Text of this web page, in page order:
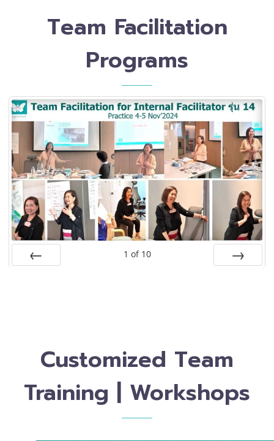
Team Facilitation
Programs
1 of 10
Customized Team
Training | Workshops